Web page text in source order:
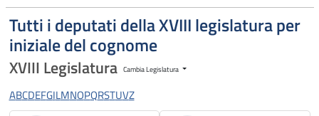
Tutti i deputati della XVIII legislatura per
iniziale del cognome
XVIII Legislatura Cambia Legislatura
ABCDEFGILMNOPQRSTUVZ